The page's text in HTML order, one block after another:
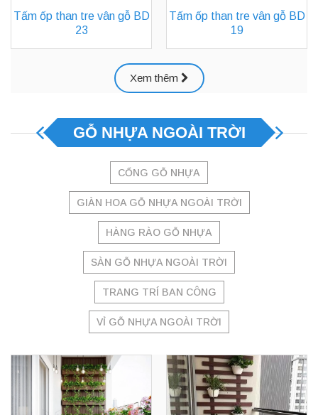
Tấm ốp than tre vân gỗ BD
23
Tấm ốp than tre vân gỗ BD
19
Xem thêm
GỖ NHỰA NGOÀI TRỜI
CỔNG GỖ NHỰA
GIÀN HOA GỖ NHỰA NGOÀI TRỜI
HÀNG RÀO GỖ NHỰA
SÀN GỖ NHỰA NGOÀI TRỜI
TRANG TRÍ BAN CÔNG
VỈ GỖ NHỰA NGOÀI TRỜI